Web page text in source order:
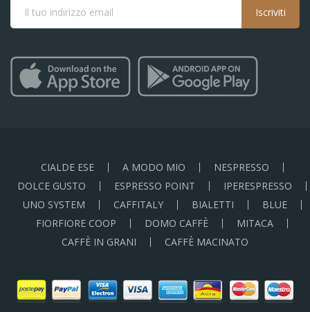
Iscriviti
CIALDE ESE A MODO MIO
NESPRESSO
DOLCE GUSTO
ESPRESSO POINT
IPERESPRESSO
UNO SYSTEM
CAFFITALY BIALETTI
BLUE
FIORFIORE COOP
DOMO CAFFÈ
MITACA
CAFFÈ IN GRANI
CAFFÈ MACINATO